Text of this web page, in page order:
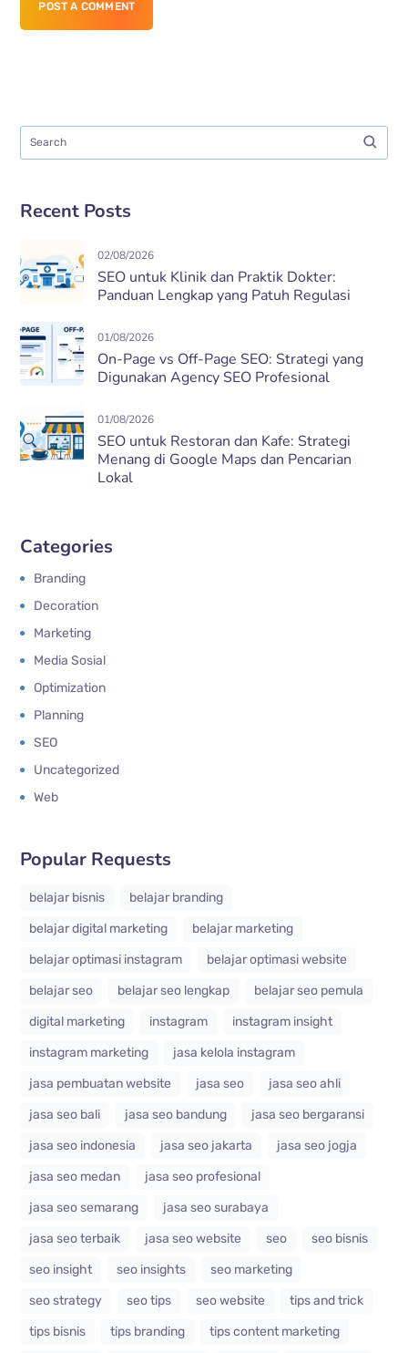
POST A COMMENT
Recent Posts
02/08/2026
SEO untuk Klinik dan Praktik Dokter:
Panduan Lengkap yang Patuh Regulasi
01/08/2026
On-Page vs Off-Page SEO: Strategi yang
Digunakan Agency SEO Profesional
01/08/2026
SEO untuk Restoran dan Kafe: Strategi
Menang di Google Maps dan Pencarian
Lokal
Categories
Branding
Decoration
Marketing
Media Sosial
Optimization
Planning
SEO
Uncategorized
Web
Popular Requests
belajar bisnis
belajar branding
belajar digital marketing
belajar marketing
belajar optimasi instagram
belajar optimasi website
belajar seo
belajar seo lengkap
belajar seo pemula
digital marketing
instagram
instagram insight
instagram marketing
jasa kelola instagram
jasa pembuatan website
jasa seo
jasa seo ahli
jasa seo bali
jasa seo bandung
jasa seo bergaransi
jasa seo indonesia
jasa seo jakarta
jasa seo jogja
jasa seo medan
jasa seo profesional
jasa seo semarang
jasa seo surabaya
jasa seo terbaik
jasa seo website seo
seo bisnis
seo insight
seo insights
seo marketing
seo strategy
seo tips seo website
tips and trick
tips bisnis
tips branding
tips content marketing